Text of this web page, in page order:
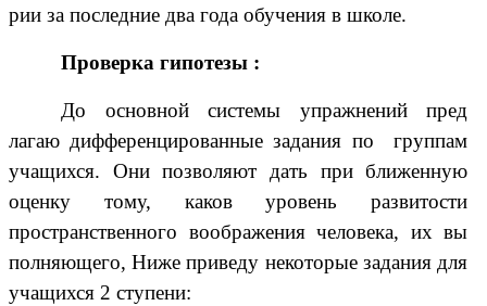
рии за последние два года обучения в школе.
Проверка гипотезы :
До основной системы упражнений пред
лагаю дифференцированные задания по группам
учащихся. Они позволяют дать при ближенную
оценку тому, каков уровень развитости
пространственного воображения человека, их вы
полняющего, Ниже приведу некоторые задания для
учащихся 2 ступени: